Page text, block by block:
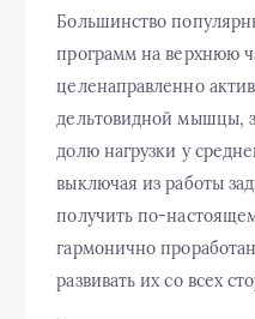
Большинство
программ на верхнюю
целенаправленно
дельтовидной мышцы,
долю нагрузки у
выключая из работы
получить по-
гармонично
развивать их со всех